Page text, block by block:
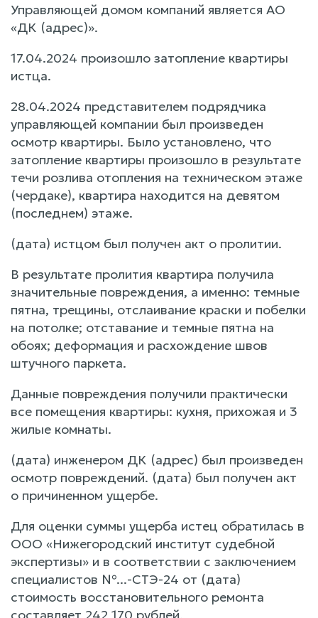
Управляющей домом компаний является АО
«ДК (адрес)».
17.04.2024 произошло затопление квартиры
истца.
28.04.2024 представителем подрядчика
управляющей компании был произведен
осмотр квартиры. Было установлено, что
затопление квартиры произошло в результате
течи розлива отопления на техническом этаже
(чердаке), квартира находится на девятом
(последнем) этаже.
(дата) истцом был получен акт о пролитии.
В результате пролития квартира получила
значительные повреждения, а именно: темные
пятна, трещины, отслаивание краски и побелки
на потолке; отставание и темные пятна на
обоях; деформация и расхождение швов
штучного паркета.
Данные повреждения получили практически
все помещения квартиры: кухня, прихожая и 3
жилые комнаты.
(дата) инженером ДК (адрес) был произведен
осмотр повреждений. (дата) был получен акт
о причиненном ущербе.
Для оценки суммы ущерба истец обратилась в
ООО «Нижегородский институт судебной
экспертизы» и в соответствии с заключением
специалистов №...-СТЭ-24 от (дата)
стоимость восстановительного ремонта
составляет 242 170 рублей.